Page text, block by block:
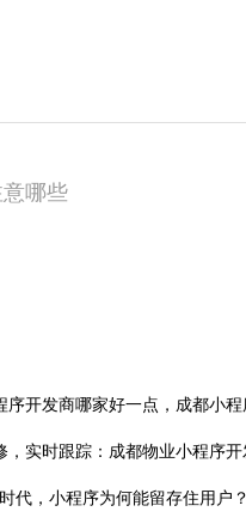
哪些
序开发商哪家好一点，成都小
代，小程序为何能留存住用户？